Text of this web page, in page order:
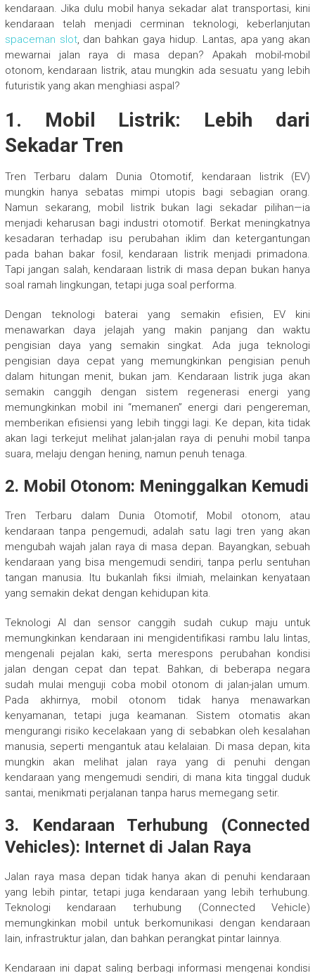
kendaraan. Jika dulu mobil hanya sekadar alat transportasi, kini
kendaraan telah menjadi cerminan teknologi, keberlanjutan
spaceman slot, dan bahkan gaya hidup. Lantas, apa yang akan
mewarnai jalan raya di masa depan? Apakah mobil-mobil
otonom, kendaraan listrik, atau mungkin ada sesuatu yang lebih
futuristik yang akan menghiasi aspal?
1. Mobil Listrik: Lebih dari
Sekadar Tren
Tren Terbaru dalam Dunia Otomotif, kendaraan listrik (EV)
mungkin hanya sebatas mimpi utopis bagi sebagian orang.
Namun sekarang, mobil listrik bukan lagi sekadar pilihan—ia
menjadi keharusan bagi industri otomotif. Berkat meningkatnya
kesadaran terhadap isu perubahan iklim dan ketergantungan
pada bahan bakar fosil, kendaraan listrik menjadi primadona.
Tapi jangan salah, kendaraan listrik di masa depan bukan hanya
soal ramah lingkungan, tetapi juga soal performa.
Dengan teknologi baterai yang semakin efisien, EV kini
menawarkan daya jelajah yang makin panjang dan waktu
pengisian daya yang semakin singkat. Ada juga teknologi
pengisian daya cepat yang memungkinkan pengisian penuh
dalam hitungan menit, bukan jam. Kendaraan listrik juga akan
semakin canggih dengan sistem regenerasi energi yang
memungkinkan mobil ini “memanen” energi dari pengereman,
memberikan efisiensi yang lebih tinggi lagi. Ke depan, kita tidak
akan lagi terkejut melihat jalan-jalan raya di penuhi mobil tanpa
suara, melaju dengan hening, namun penuh tenaga.
2. Mobil Otonom: Meninggalkan Kemudi
Tren Terbaru dalam Dunia Otomotif, Mobil otonom, atau
kendaraan tanpa pengemudi, adalah satu lagi tren yang akan
mengubah wajah jalan raya di masa depan. Bayangkan, sebuah
kendaraan yang bisa mengemudi sendiri, tanpa perlu sentuhan
tangan manusia. Itu bukanlah fiksi ilmiah, melainkan kenyataan
yang semakin dekat dengan kehidupan kita.
Teknologi AI dan sensor canggih sudah cukup maju untuk
memungkinkan kendaraan ini mengidentifikasi rambu lalu lintas,
mengenali pejalan kaki, serta merespons perubahan kondisi
jalan dengan cepat dan tepat. Bahkan, di beberapa negara
sudah mulai menguji coba mobil otonom di jalan-jalan umum.
Pada akhirnya, mobil otonom tidak hanya menawarkan
kenyamanan, tetapi juga keamanan. Sistem otomatis akan
mengurangi risiko kecelakaan yang di sebabkan oleh kesalahan
manusia, seperti mengantuk atau kelalaian. Di masa depan, kita
mungkin akan melihat jalan raya yang di penuhi dengan
kendaraan yang mengemudi sendiri, di mana kita tinggal duduk
santai, menikmati perjalanan tanpa harus memegang setir.
3. Kendaraan Terhubung (Connected
Vehicles): Internet di Jalan Raya
Jalan raya masa depan tidak hanya akan di penuhi kendaraan
yang lebih pintar, tetapi juga kendaraan yang lebih terhubung.
Teknologi kendaraan terhubung (Connected Vehicle)
memungkinkan mobil untuk berkomunikasi dengan kendaraan
lain, infrastruktur jalan, dan bahkan perangkat pintar lainnya.
Kendaraan ini dapat saling berbagi informasi mengenai kondisi